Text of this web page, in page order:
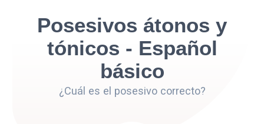
Posesivos átonos y
tónicos - Español
básico
¿Cuál es el posesivo correcto?